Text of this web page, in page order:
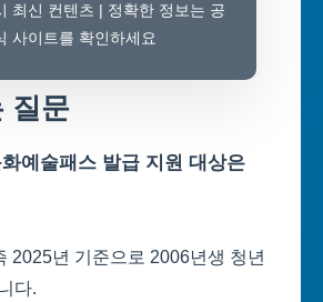
최신 컨텐츠 | 정확한 정보는 공
사이트를 확인하세요
질문
예술패스 발급 지원 대상은
2025년 기준으로 2006년생 청년
다.